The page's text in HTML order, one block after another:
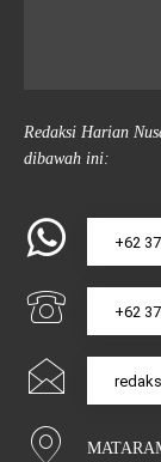
Redaksi Harian
dibawah ini:
+62
+62